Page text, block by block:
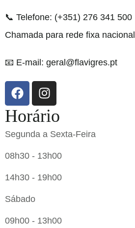
📞 Telefone: (+351) 276 341 500
Chamada para rede fixa nacional
📧 E-mail: geral@flavigres.pt
Horário
Segunda a Sexta-Feira
08h30 - 13h00
14h30 - 19h00
Sábado
09h00 - 13h00